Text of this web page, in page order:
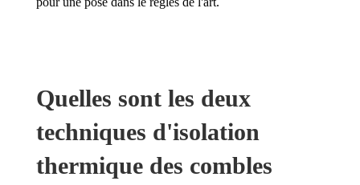
Quelles sont les deux
techniques d'isolation
thermique des combles